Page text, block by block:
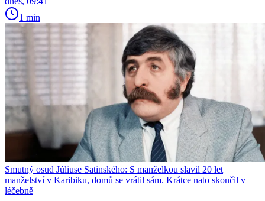
1 min
Smutný osud Júliuse Satinského: S manželkou slavil 20 let
manželství v Karibiku, domů se vrátil sám. Krátce nato skončil v
léčebně